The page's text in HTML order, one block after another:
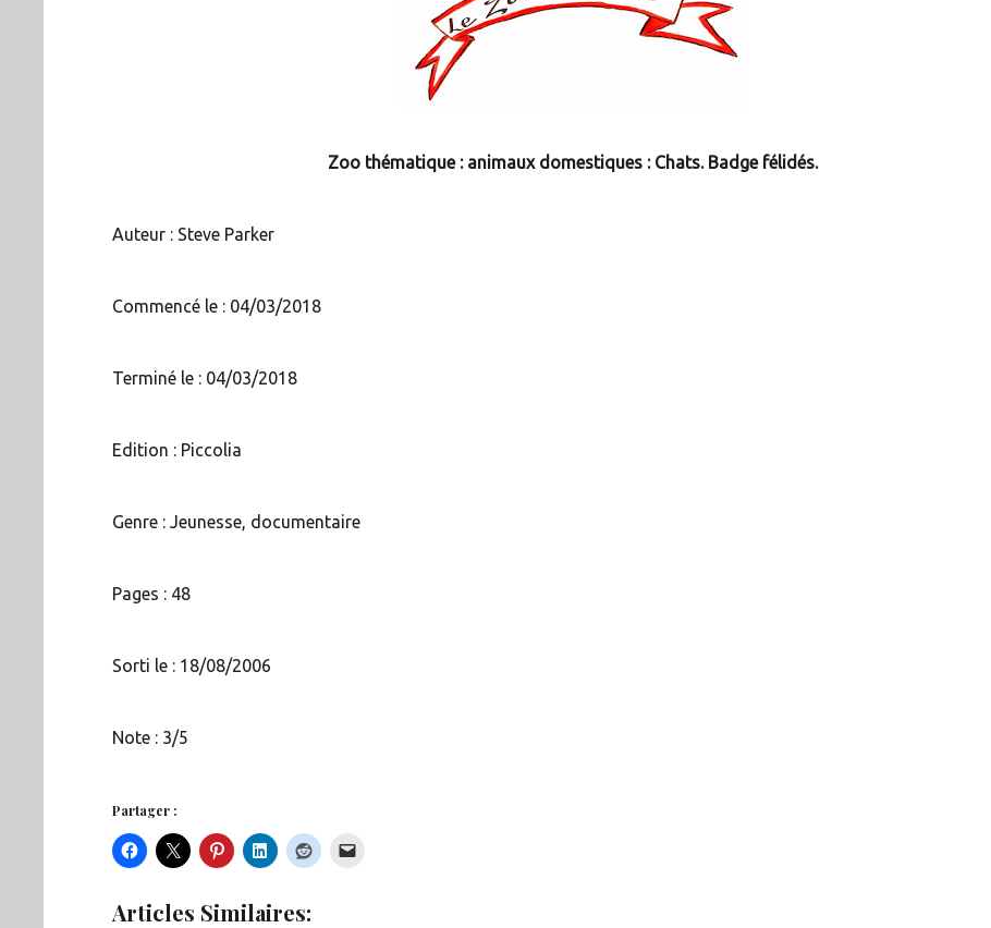
Zoo thématique : animaux domestiques : Chats. Badge félidés.
Auteur : Steve Parker
Commencé le : 04/03/2018
Terminé le : 04/03/2018
Edition : Piccolia
Genre : Jeunesse, documentaire
Pages : 48
Sorti le : 18/08/2006
Note : 3/5
Partager :
Articles Similaires: